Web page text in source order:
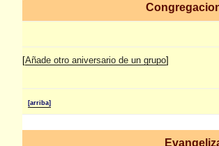
[Añade otro aniversario de un grupo]
[arriba]